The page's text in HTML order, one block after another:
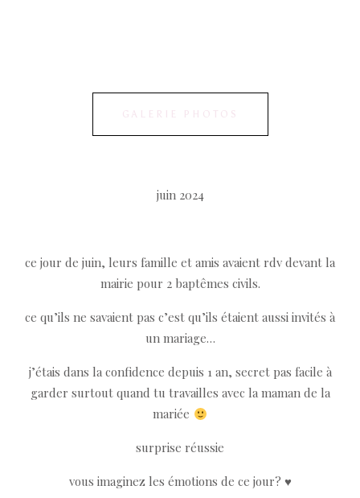
GALERIE PHOTOS
juin 2024
ce jour de juin, leurs famille et amis avaient rdv devant la
mairie pour 2 baptêmes civils.
ce qu’ils ne savaient pas c’est qu’ils étaient aussi invités à
un mariage…
j’étais dans la confidence depuis 1 an, secret pas facile à
garder surtout quand tu travailles avec la maman de la
mariée
surprise réussie
vous imaginez les émotions de ce jour? ♥